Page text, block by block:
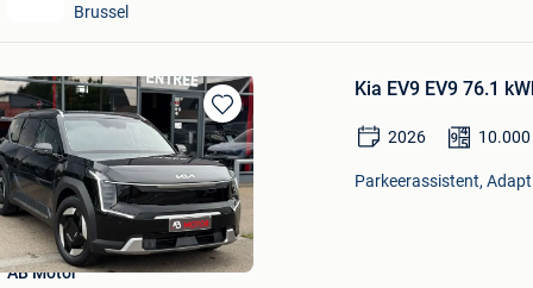
Brussel
Bewaren
in
Mijn
Favorieten
Kia EV9 EV9 76.1
2026 10.000
Parkeerassistent,
AB Motor